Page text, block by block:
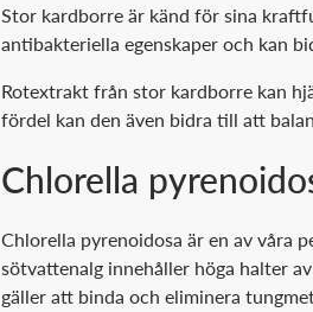
Stor kardborre är känd för sina
antibakteriella egenskaper och kan
Rotextrakt från stor kardborre kan
fördel kan den även bidra till att
Chlorella
Chlorella pyrenoidosa är en av våra
sötvattenalg innehåller höga halter
gäller att binda och eliminera